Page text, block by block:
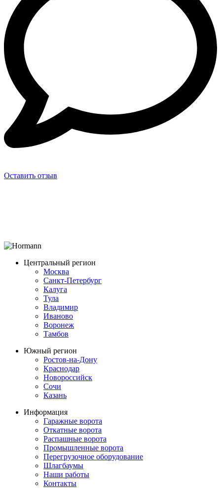
Оставить отзыв
Центральный регион
Москва
Санкт-Петербург
Калуга
Тула
Владимир
Иваново
Воронеж
Тамбов
Южный регион
Ростов-на-Дону
Краснодар
Новороссийск
Сочи
Казань
Информация
Гаражные ворота
Откатные ворота
Распашные ворота
Промышленные ворота
Перегрузочное оборудование
Шлагбаумы
Наши работы
Контакты